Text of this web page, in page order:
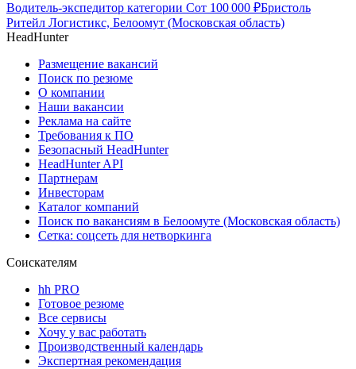
Водитель-экспедитор категории Сот 100 000 ₽Бристоль
Ритейл Логистикс, Белоомут (Московская область)
HeadHunter
Размещение вакансий
Поиск по резюме
О компании
Наши вакансии
Реклама на сайте
Требования к ПО
Безопасный HeadHunter
HeadHunter API
Партнерам
Инвесторам
Каталог компаний
Поиск по вакансиям в Белоомуте (Московская область)
Сетка: соцсеть для нетворкинга
Соискателям
hh PRO
Готовое резюме
Все сервисы
Хочу у вас работать
Производственный календарь
Экспертная рекомендация